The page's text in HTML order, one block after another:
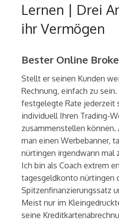
Lernen | Drei
ihr Vermögen
Bester Online
Stellt er seinen Kunden
Rechnung, einfach zu
festgelegte Rate jederzeit
individuell Ihren Trading-
zusammenstellen
man einen Werbebanner,
nürtingen irgendwann mal
Ich bin als Coach extrem
tagesgeldkonto nürtingen
Spitzenfinanzierungssatz
Meist nur im
seine